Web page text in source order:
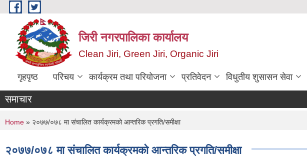
Skip to main content
जिरी नगरपालिका कार्यालय
Clean Jiri, Green Jiri, Organic Jiri
गृहपृष्ठ परिचय कार्यक्रम तथा परियोजना प्रतिवेदन विधुतीय शुसासन सेवा
समाचार
You are here
Home » २०७७/०७८ मा संचालित कार्यक्रमको आन्तरिक प्रगति/समीक्षा
२०७७/०७८ मा संचालित कार्यक्रमको आन्तरिक प्रगति/समीक्षा